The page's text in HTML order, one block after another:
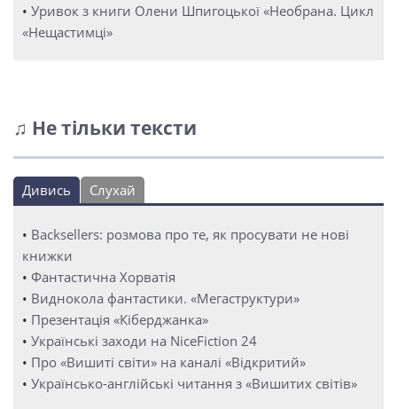
• Уривок з книги Олени Шпигоцької «Необрана. Цикл
«Нещастимці»
♫ Не тільки тексти
Дивись Слухай
• Backsellers: розмова про те, як просувати не нові
книжки
• Фантастична Хорватія
• Виднокола фантастики. «Мегаструктури»
• Презентація «Кіберджанка»
• Українські заходи на NiceFiction 24
• Про «Вишиті світи» на каналі «Відкритий»
• Українсько-англійські читання з «Вишитих світів»